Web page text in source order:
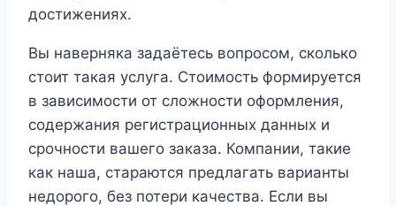
достижениях.
Вы наверняка задаётесь вопросом, сколько
стоит такая услуга. Стоимость формируется
в зависимости от сложности оформления,
содержания регистрационных данных и
срочности вашего заказа. Компании, такие
как наша, стараются предлагать варианты
недорого, без потери качества. Если вы